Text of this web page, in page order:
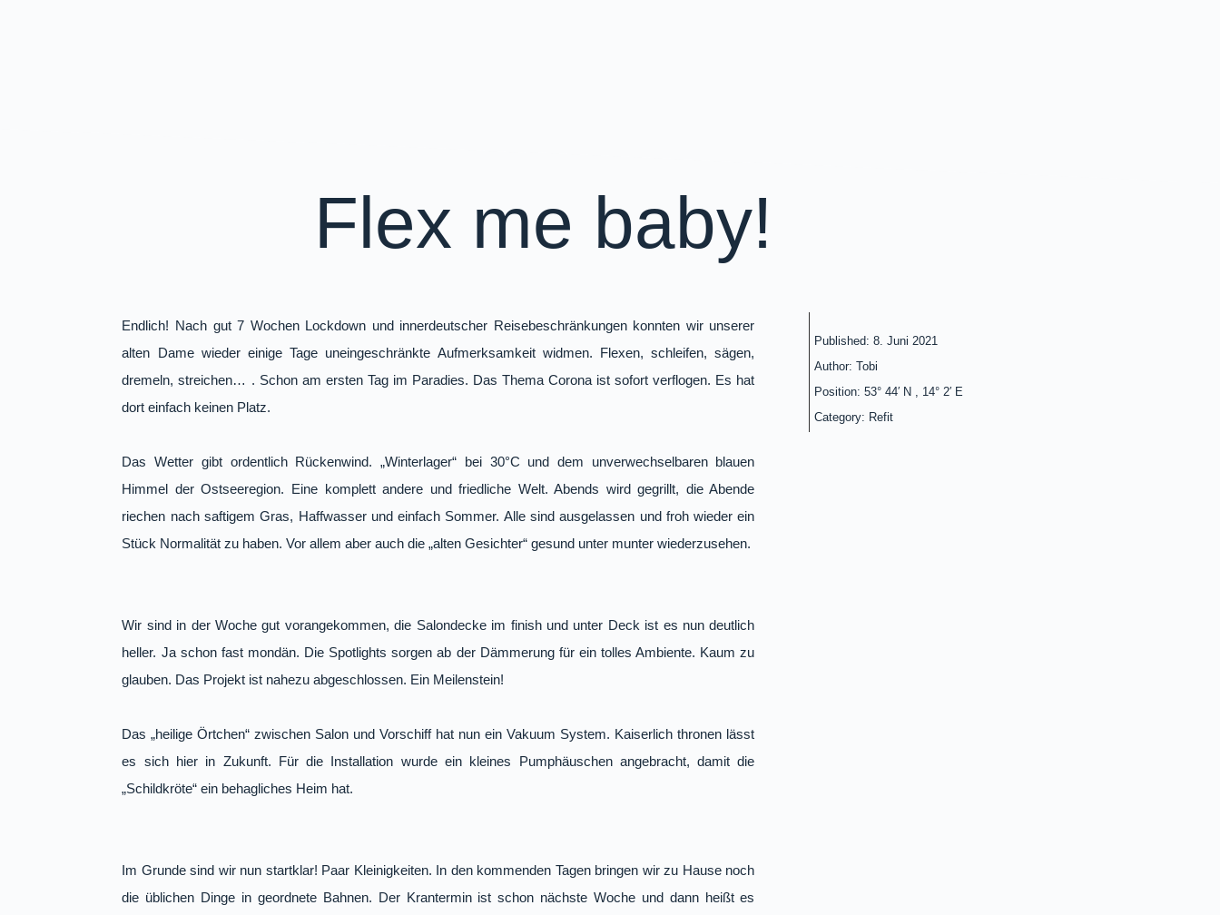
Flex me baby!
Endlich! Nach gut 7 Wochen Lockdown und innerdeutscher Reisebeschränkungen konnten wir unserer
alten Dame wieder einige Tage uneingeschränkte Aufmerksamkeit widmen. Flexen, schleifen, sägen,
dremeln, streichen… . Schon am ersten Tag im Paradies. Das Thema Corona ist sofort verflogen. Es hat
dort einfach keinen Platz.
Das Wetter gibt ordentlich Rückenwind. „Winterlager“ bei 30°C und dem unverwechselbaren blauen
Himmel der Ostseeregion. Eine komplett andere und friedliche Welt. Abends wird gegrillt, die Abende
riechen nach saftigem Gras, Haffwasser und einfach Sommer. Alle sind ausgelassen und froh wieder ein
Stück Normalität zu haben. Vor allem aber auch die „alten Gesichter“ gesund unter munter wiederzusehen.
Wir sind in der Woche gut vorangekommen, die Salondecke im finish und unter Deck ist es nun deutlich
heller. Ja schon fast mondän. Die Spotlights sorgen ab der Dämmerung für ein tolles Ambiente. Kaum zu
glauben. Das Projekt ist nahezu abgeschlossen. Ein Meilenstein!
Das „heilige Örtchen“ zwischen Salon und Vorschiff hat nun ein Vakuum System. Kaiserlich thronen lässt
es sich hier in Zukunft. Für die Installation wurde ein kleines Pumphäuschen angebracht, damit die
„Schildkröte“ ein behagliches Heim hat.
Im Grunde sind wir nun startklar! Paar Kleinigkeiten. In den kommenden Tagen bringen wir zu Hause noch
die üblichen Dinge in geordnete Bahnen. Der Krantermin ist schon nächste Woche und dann heißt es
Published: 8. Juni 2021
Author: Tobi
Position: 53° 44′ N , 14° 2′ E
Category: Refit